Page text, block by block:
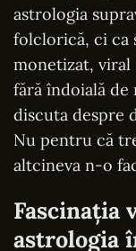
astrologia
folclorică, ci ca
monetizat, viral
fără îndoială de
discuta despre
Nu pentru că
altcineva n-o
Fascinația
astrologia